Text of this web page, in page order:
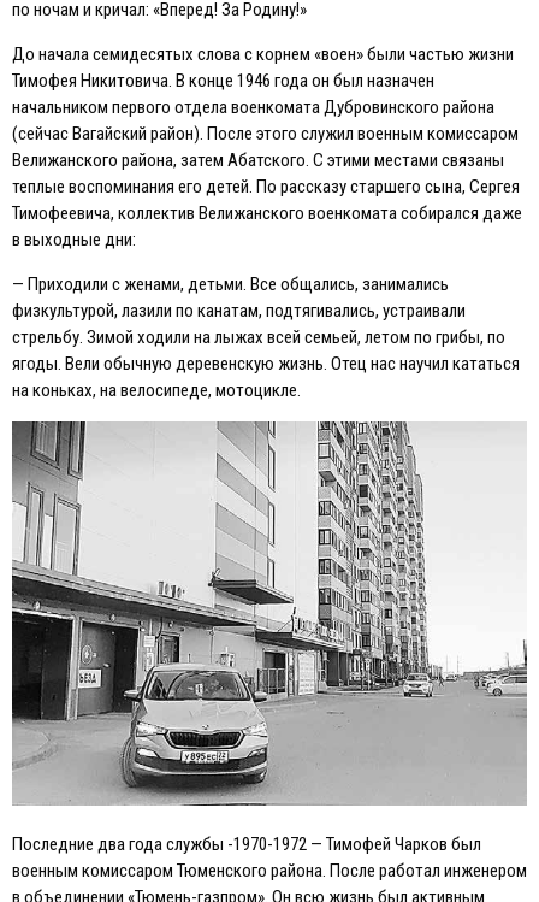
по ночам и кричал: «Вперед! За Родину!»
До начала семидесятых слова с корнем «воен» были частью жизни
Тимофея Никитовича. В конце 1946 года он был назначен
начальником первого отдела военкомата Дубровинского района
(сейчас Вагайский район). После этого служил военным комиссаром
Велижанского района, затем Абатского. С этими местами связаны
теплые воспоминания его детей. По рассказу старшего сына, Сергея
Тимофеевича, коллектив Велижанского военкомата собирался даже
в выходные дни:
— Приходили с женами, детьми. Все общались, занимались
физкультурой, лазили по канатам, подтягивались, устраивали
стрельбу. Зимой ходили на лыжах всей семьей, летом по грибы, по
ягоды. Вели обычную деревенскую жизнь. Отец нас научил кататься
на коньках, на велосипеде, мотоцикле.
Последние два года службы -1970-1972 — Тимофей Чарков был
военным комиссаром Тюменского района. После работал инженером
в объединении «Тюмень-газпром». Он всю жизнь был активным